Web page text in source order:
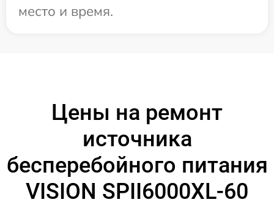
место и время.
Цены на ремонт
источника
бесперебойного питания
VISION SPII6000XL-60